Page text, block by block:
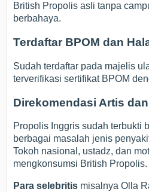
British Propolis asli tanpa
berbahaya.
Terdaftar BPOM dan
Sudah terdaftar pada majelis
terverifikasi sertifikat BPOM
Direkomendasi Artis
Propolis Inggris sudah terbukti
berbagai masalah jenis
Tokoh nasional, ustadz, dan
mengkonsumsi British Propolis.
Para selebritis misalnya Olla